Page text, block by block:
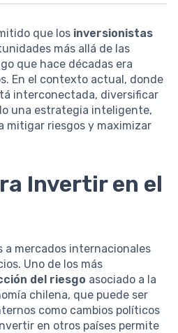
que los inversionistas
más allá de las
que hace décadas era
En el contexto actual, donde
interconectada, diversificar
una estrategia inteligente,
mitigar riesgos y maximizar
Invertir en el
a mercados internacionales
Uno de los más
del riesgo asociado a la
chilena, que puede ser
como cambios políticos
en otros países permite